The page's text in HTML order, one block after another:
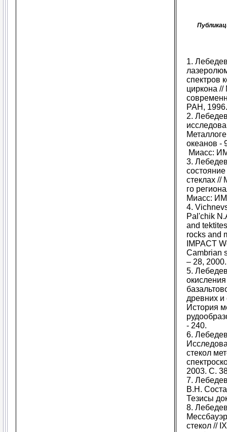
1.
спектров
циркона //
РАН,
2.
океанов -
Миасс:
3.
стеклах //
го
Миасс:
4.
Pal'chik
and
rocks and
IMPACT
Cambrian
– 28, 2000.
5.
древних
История
- 240.
6.
стекол
2003. С.
7.
В.Н.
Тезисы
8.
стекол //